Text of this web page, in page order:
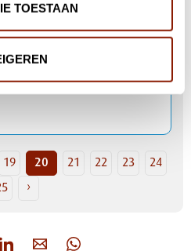
TOESTAAN
de Kamp in HRtop100
19 20 21 22 23
24
›